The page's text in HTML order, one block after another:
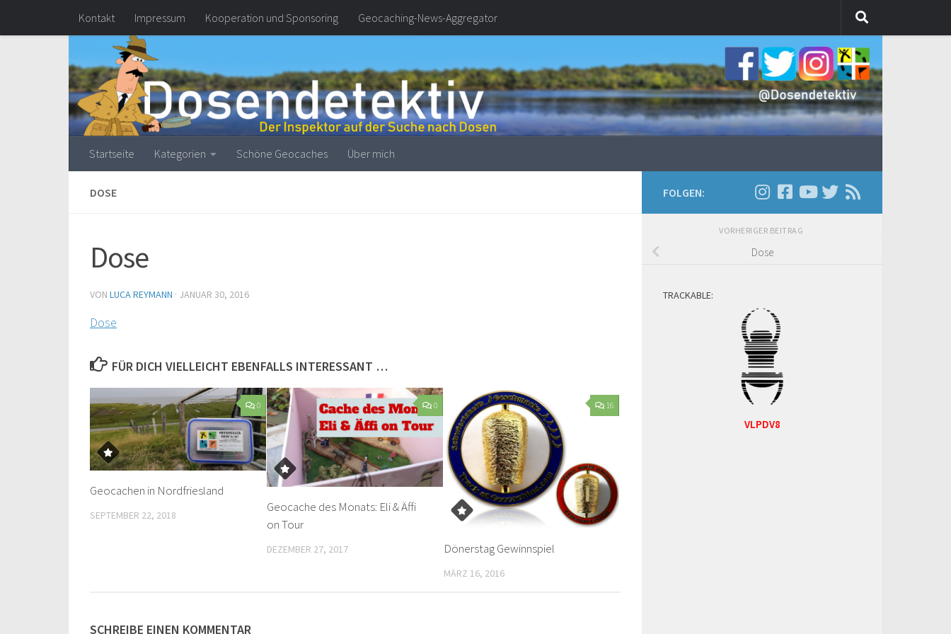
Zum Inhalt springen
Kontakt Impressum Kooperation und Sponsoring Geocaching-News-Aggregator
Startseite Kategorien Schöne Geocaches Über mich
DOSE
Dose
VON LUCA REYMANN · JANUAR 30, 2016
Dose
FÜR DICH VIELLEICHT EBENFALLS INTERESSANT …
0
Geocachen in Nordfriesland
SEPTEMBER 22, 2018
0
Geocache des Monats: Eli & Äffi
on Tour
DEZEMBER 27, 2017
16
Dönerstag Gewinnspiel
MÄRZ 16, 2016
SCHREIBE EINEN KOMMENTAR
FOLGEN:
VORHERIGER BEITRAG
Dose
TRACKABLE:
VLPDV8